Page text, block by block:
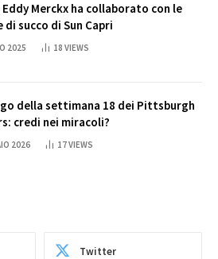
Eddy Merckx ha collaborato con le
succo di Sun Capri
2025 18 VIEWS
della settimana 18 dei Pittsburgh
credi nei miracoli?
2026 17VIEWS
Twitter